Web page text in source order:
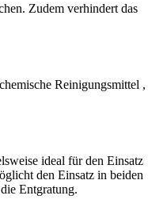
Zudem verhindert das
Reinigungsmittel ,
ideal für den Einsatz
den Einsatz in beiden
Entgratung.